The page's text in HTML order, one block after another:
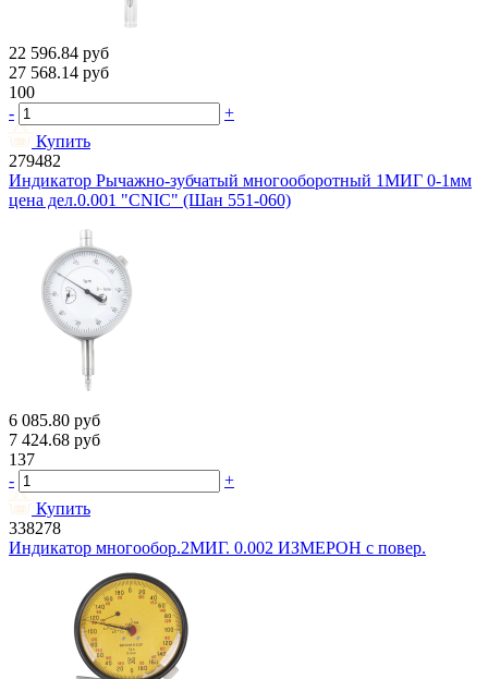
22 596.84 руб
27 568.14 руб
100
-
+
Купить
279482
Индикатор Рычажно-зубчатый многооборотный 1МИГ 0-1мм
цена дел.0.001 "CNIC" (Шан 551-060)
6 085.80 руб
7 424.68 руб
137
-
+
Купить
338278
Индикатор многообор.2МИГ. 0.002 ИЗМЕРОН с повер.